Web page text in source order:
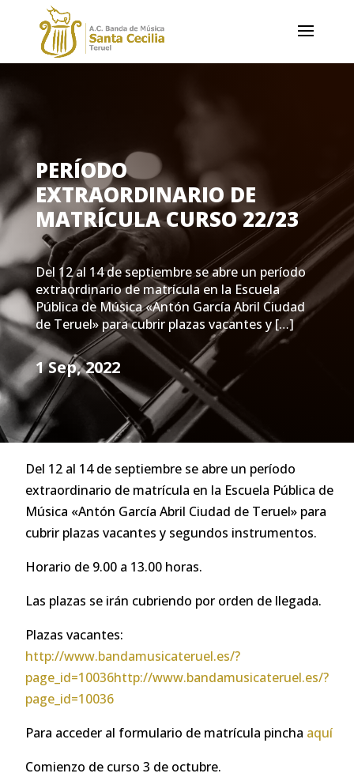
PERÍODO
EXTRAORDINARIO DE
MATRÍCULA CURSO 22/23
Del 12 al 14 de septiembre se abre un período
extraordinario de matrícula en la Escuela
Pública de Música «Antón García Abril Ciudad
de Teruel» para cubrir plazas vacantes y […]
1 Sep, 2022
Del 12 al 14 de septiembre se abre un período
extraordinario de matrícula en la Escuela Pública de
Música «Antón García Abril Ciudad de Teruel» para
cubrir plazas vacantes y segundos instrumentos.
Horario de 9.00 a 13.00 horas.
Las plazas se irán cubriendo por orden de llegada.
Plazas vacantes:
http://www.bandamusicateruel.es/?
page_id=10036http://www.bandamusicateruel.es/?
page_id=10036
Para acceder al formulario de matrícula pincha aquí
Comienzo de curso 3 de octubre.